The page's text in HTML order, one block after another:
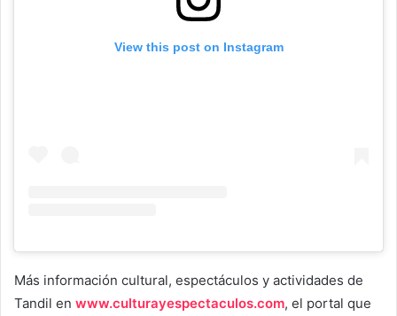
View this post on Instagram
Más información cultural, espectáculos y actividades de
Tandil en www.culturayespectaculos.com, el portal que